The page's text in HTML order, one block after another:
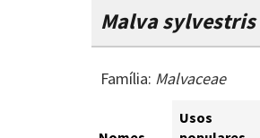
Malva sylvestris
Família: Malvaceae
Usos